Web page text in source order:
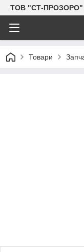
ТОВ "СТ-ПРОЗОРО"
Товари